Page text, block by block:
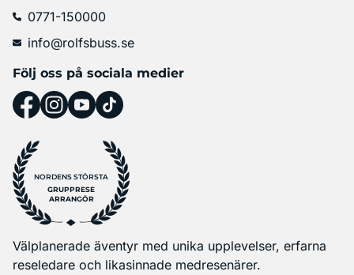
0771-150000
info@rolfsbuss.se
Följ oss på sociala medier
NORDENS STÖRSTA
GRUPPRESE
ARRANGÖR
Välplanerade äventyr med unika upplevelser, erfarna
reseledare och likasinnade medresenärer.